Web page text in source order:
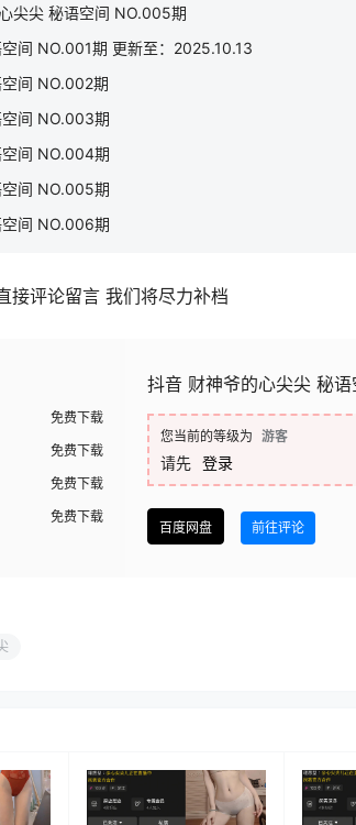
尖尖 秘语空间 NO.005期
间 NO.001期 更新至：2025.10.13
间 NO.002期
间 NO.003期
间 NO.004期
间 NO.005期
间 NO.006期
接评论留言 我们将尽力补档
免费下载
免费下载
免费下载
免费下载
抖音 财神爷的心尖尖 秘语
您当前的等级为 游客
请先 登录
百度网盘 前往评论